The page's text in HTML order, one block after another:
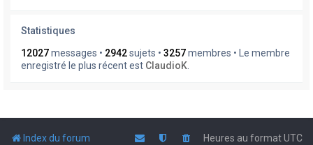
Statistiques
12027messages • 2942sujets • 3257membres • Le membre
enregistré le plus récent est ClaudioK
Index du forum Heures au formatUTC